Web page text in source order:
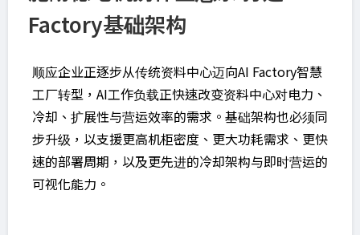
Factory基础架构
顺应企业正逐步从传统资料中心迈向AI Factory智慧
工厂转型，AI工作负载正快速改变资料中心对电力、
冷却、扩展性与营运效率的需求。基础架构也必须同
步升级，以支援更高机柜密度、更大功耗需求、更快
速的部署周期，以及更先进的冷却架构与即时营运的
可视化能力。